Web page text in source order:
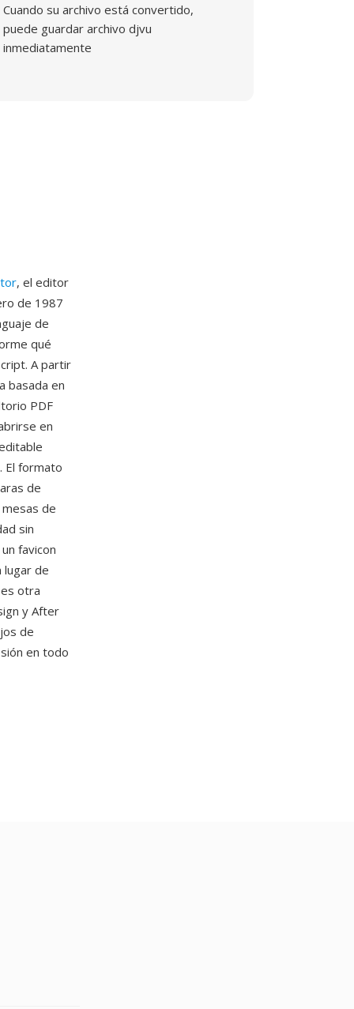
Cuando su archivo está convertido,
puede guardar archivo djvu
inmediatamente
, el editor
de 1987
de
qué
A partir
basada en
PDF
en
El formato
de
de
sin
favicon
lugar de
otra
y After
de
en todo